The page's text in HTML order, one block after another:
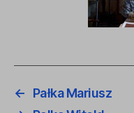
←
Pałka Mariusz